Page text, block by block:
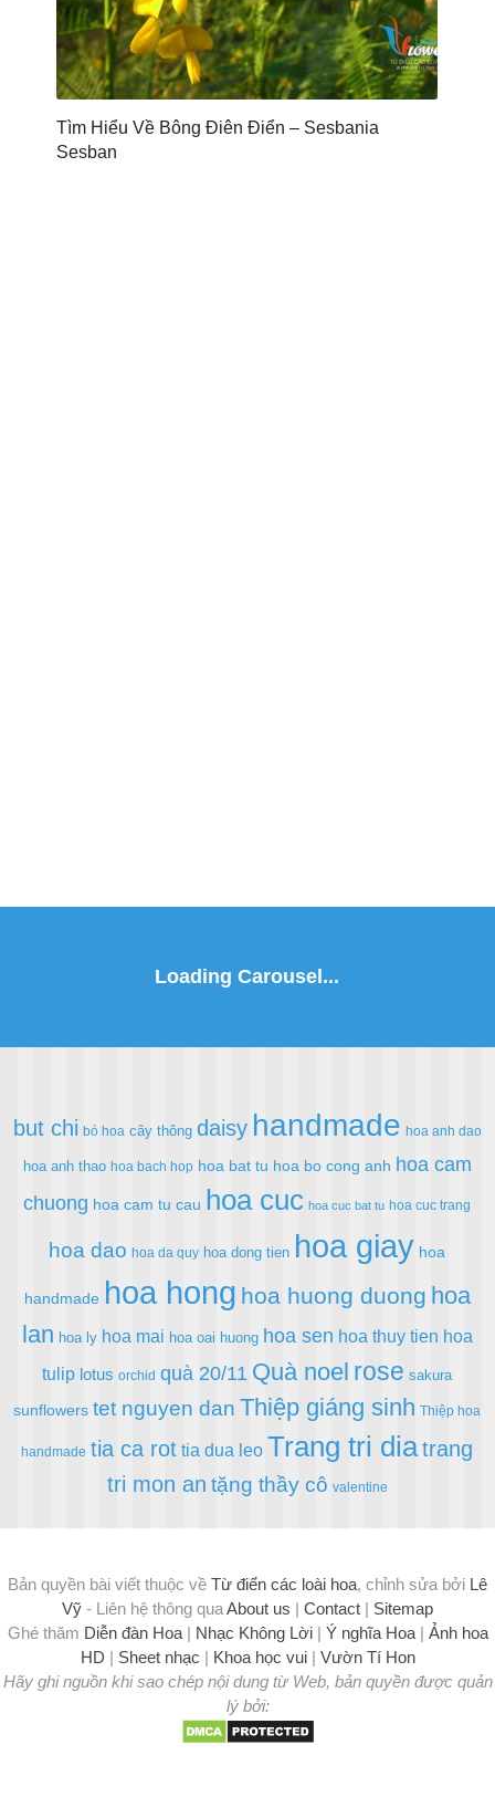
Tìm Hiểu Về Bông Điên Điển – Sesbania
Sesban
but chi bó hoa cây thông daisy handmade hoa anh dao
hoa anh thao hoa bach hop hoa bat tu hoa bo cong anh hoa cam
chuong hoa cam tu cau hoa cuc hoa cuc bat tu hoa cuc trang
hoa dao hoa da quy hoa dong tien hoa giay hoa
handmade hoa hong hoa huong duong hoa
lan hoa ly hoa mai hoa oai huong hoa sen hoa thuy tien hoa
tulip lotus orchid quà 20/11 Quà noel rose sakura
sunflowers tet nguyen dan Thiệp giáng sinh Thiệp hoa
handmade tia ca rot tia dua leo Trang tri diatrang
tri mon an tặng thầy cô valentine
Bản quyền bài viết thuộc về Từ điển các loài hoa, chỉnh sửa bởi Lê
Vỹ - Liên hệ thông quaAbout us | Contact | Sitemap
Ghé thăm Diễn đàn Hoa| Nhạc Không Lời| Ý nghĩa Hoa| Ảnh hoa
HD | Sheet nhạc | Khoa học vui| Vườn Tí Hon
Hãy ghi nguồn khi sao chép nội dung từ Web, bản quyền được quản
lý bởi: